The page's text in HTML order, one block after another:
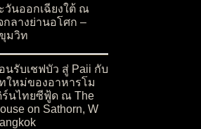
วันออกเฉียงใต้ ณ
กลางย่านอโศก –
มวิท
นรับเชฟบัว สู่ Paii กับ
ใหม่ของอาหารโม
ร์นไทยซีฟู้ด ณ The
on Sathorn, W